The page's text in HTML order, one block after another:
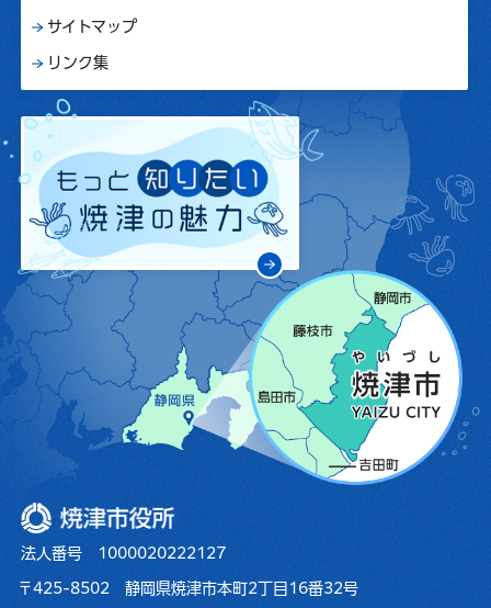
サイトマップ
リンク集
焼津市役所
法人番号 1000020222127
〒425-8502 静岡県焼津市本町2丁目16番32号